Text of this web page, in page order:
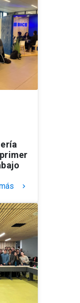
keyboard_arrow_right